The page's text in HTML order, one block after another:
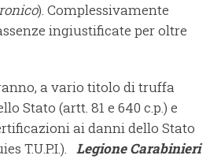
). Complessivamente
ingiustificate per oltre
a vario titolo di truffa
Stato (artt. 81 e 640 c.p.) e
ai danni dello Stato
T.U.P.I.). Legione Carabinieri